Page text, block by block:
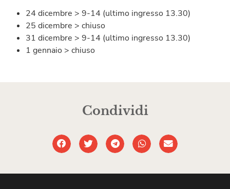
24 dicembre > 9-14 (ultimo ingresso 13.30)
25 dicembre > chiuso
31 dicembre > 9-14 (ultimo ingresso 13.30)
1 gennaio > chiuso
Condividi